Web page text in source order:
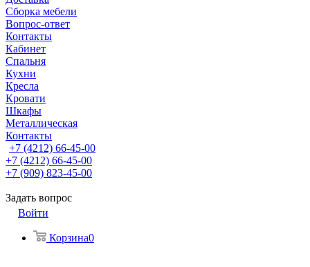
Сборка мебели
Вопрос-ответ
Контакты
Кабинет
Спальня
Кухни
Кресла
Кровати
Шкафы
Металлическая
Контакты
+7 (4212) 66-45-00
+7 (4212) 66-45-00
+7 (909) 823-45-00
Задать вопрос
Войти
Корзина0